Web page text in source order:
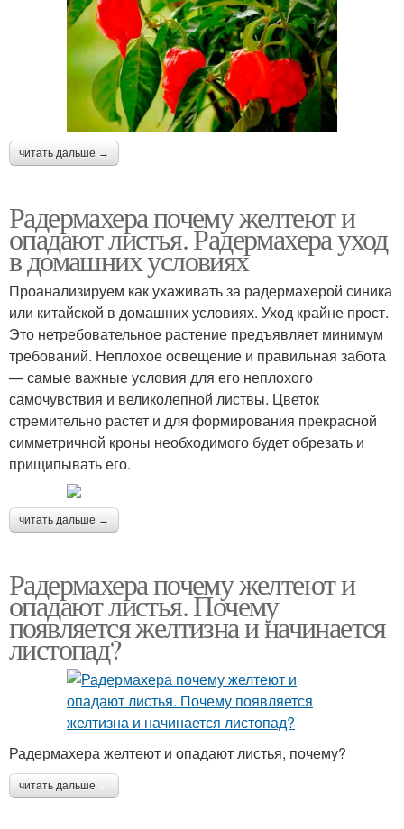
читать дальше →
Радермахера почему желтеют и
опадают листья. Радермахера уход
в домашних условиях
Проанализируем как ухаживать за радермахерой синика
или китайской в домашних условиях. Уход крайне прост.
Это нетребовательное растение предъявляет минимум
требований. Неплохое освещение и правильная забота
— самые важные условия для его неплохого
самочувствия и великолепной листвы. Цветок
стремительно растет и для формирования прекрасной
симметричной кроны необходимого будет обрезать и
прищипывать его.
читать дальше →
Радермахера почему желтеют и
опадают листья. Почему
появляется желтизна и начинается
листопад?
Радермахера желтеют и опадают листья, почему?
читать дальше →